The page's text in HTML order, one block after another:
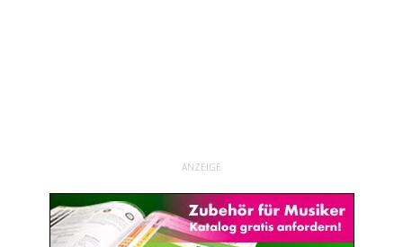
ANZEIGE